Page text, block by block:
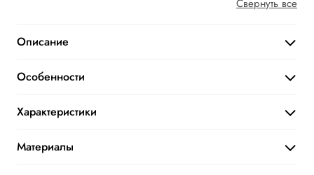
Свернуть все
Описание
Особенности
Характеристики
Материалы